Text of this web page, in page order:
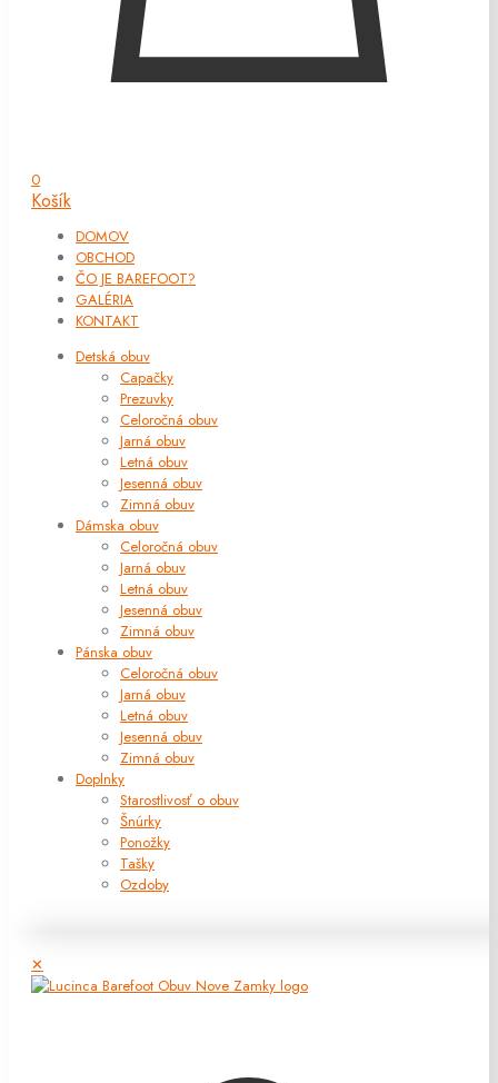
0
Košík
DOMOV
OBCHOD
ČO JE BAREFOOT?
GALÉRIA
KONTAKT
Detská obuv
Capačky
Prezuvky
Celoročná obuv
Jarná obuv
Letná obuv
Jesenná obuv
Zimná obuv
Dámska obuv
Celoročná obuv
Jarná obuv
Letná obuv
Jesenná obuv
Zimná obuv
Pánska obuv
Celoročná obuv
Jarná obuv
Letná obuv
Jesenná obuv
Zimná obuv
Doplnky
Starostlivosť o obuv
Šnúrky
Ponožky
Tašky
Ozdoby
✕